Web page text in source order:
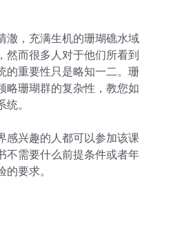
澈，充满生机的珊瑚礁水域
然而很多人对于他们所看到
的重要性只是略知一二。珊
略珊瑚群的复杂性，教您如
。
感兴趣的人都可以参加该课
不需要什么前提条件或者年
要求。